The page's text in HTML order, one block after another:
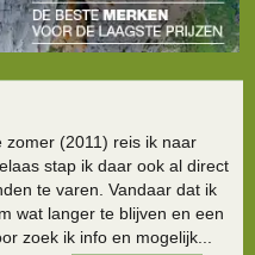
zomer (2011) reis ik naar
stap ik daar ook al direct
te varen. Vandaar dat ik
wat langer te blijven en een
zoek ik info en mogelijk...